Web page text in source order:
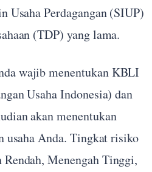
Usaha Perdagangan (SIUP)
(TDP) yang lama.
wajib menentukan KBLI
Usaha Indonesia) dan
akan menentukan
usaha Anda. Tingkat risiko
Menengah Tinggi,